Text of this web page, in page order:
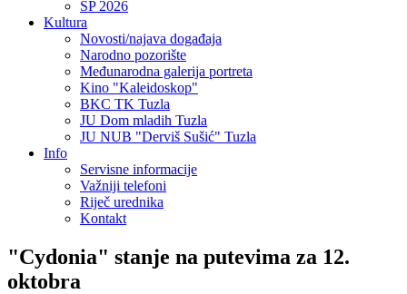
SP 2026
Kultura
Novosti/najava događaja
Narodno pozorište
Međunarodna galerija portreta
Kino "Kaleidoskop"
BKC TK Tuzla
JU Dom mladih Tuzla
JU NUB "Derviš Sušić" Tuzla
Info
Servisne informacije
Važniji telefoni
Riječ urednika
Kontakt
"Cydonia" stanje na putevima za 12.
oktobra